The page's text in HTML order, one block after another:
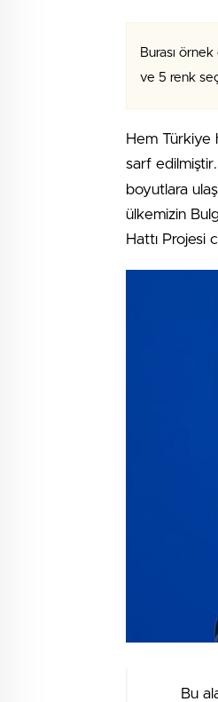
Burası
ve 5 renk
Hem Türkiye
sarf
boyutlara
ülkemizin
Hattı Projesi
Bu